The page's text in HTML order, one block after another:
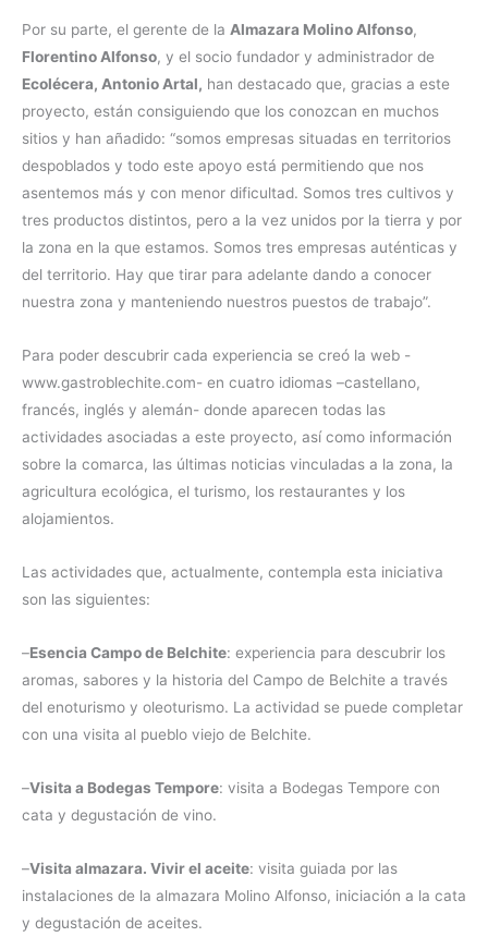
Por su parte, el gerente de la Almazara Molino Alfonso,
Florentino Alfonso, y el socio fundador y administrador de
Ecolécera, Antonio Artal, han destacado que, gracias a este
proyecto, están consiguiendo que los conozcan en muchos
sitios y han añadido: “somos empresas situadas en territorios
despoblados y todo este apoyo está permitiendo que nos
asentemos más y con menor dificultad. Somos tres cultivos y
tres productos distintos, pero a la vez unidos por la tierra y por
la zona en la que estamos. Somos tres empresas auténticas y
del territorio. Hay que tirar para adelante dando a conocer
nuestra zona y manteniendo nuestros puestos de trabajo”.
Para poder descubrir cada experiencia se creó la web -
www.gastroblechite.com- en cuatro idiomas –castellano,
francés, inglés y alemán- donde aparecen todas las
actividades asociadas a este proyecto, así como información
sobre la comarca, las últimas noticias vinculadas a la zona, la
agricultura ecológica, el turismo, los restaurantes y los
alojamientos.
Las actividades que, actualmente, contempla esta iniciativa
son las siguientes:
–Esencia Campo de Belchite: experiencia para descubrir los
aromas, sabores y la historia del Campo de Belchite a través
del enoturismo y oleoturismo. La actividad se puede completar
con una visita al pueblo viejo de Belchite.
–Visita a Bodegas Tempore: visita a Bodegas Tempore con
cata y degustación de vino.
–Visita almazara. Vivir el aceite: visita guiada por las
instalaciones de la almazara Molino Alfonso, iniciación a la cata
y degustación de aceites.